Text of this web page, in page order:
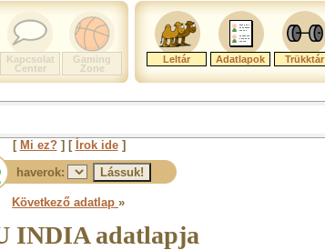
Kapcsolat
Center
Gaming
Zone
Leltár Adatlapok Trükktár
[ Mi ez?] [ Írok ide]
haverok:
Következő adatlap »
INDIA adatlapja